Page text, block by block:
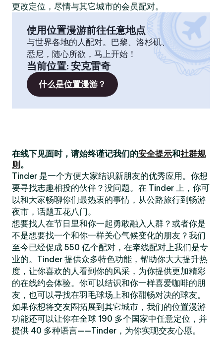
更改定位，尽情与其它城市的会员配对。
使用位置漫游前往任意地点
与世界各地的人配对。巴黎、洛杉矶、
悉尼，随心所欲，马上开始！
当前位置: 安克雷奇
什么是位置漫游？
在线下见面时，请始终谨记我们的安全提示和社群规
则 。
Tinder 是一个方便大家结识新朋友的优秀应用。你想
要寻找志趣相投的伙伴？没问题。在 Tinder 上，你可
以和大家畅聊你们最热衷的事情，从公路旅行到畅游
夜市，话题五花八门。
想要找人在节日里和你一起勇敢融入人群？或者你是
不是想要找一个和你一样关心气候变化的朋友？我们
至今已经促成 550 亿个配对，在牵线配对上我们是专
业的。Tinder 提供众多特色功能，帮助你大大提升热
度，让你喜欢的人看到你的风采，为你提供更加精彩
的在线约会体验。你可以结识和你一样喜爱咖啡的朋
友，也可以寻找在羽毛球场上和你酣畅对决的球友。
如果你想将交友圈拓展到其它城市，我们的位置漫游
功能还可以让你在全球 190 多个国家中任意定位，并
提供 40 多种语言——Tinder，为你实现交友心愿。